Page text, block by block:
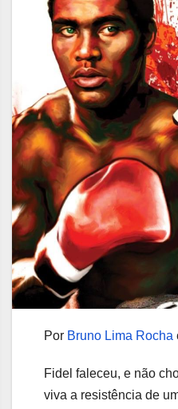
Por Bruno Lima Rocha
Fidel faleceu, e não
viva a resistência de